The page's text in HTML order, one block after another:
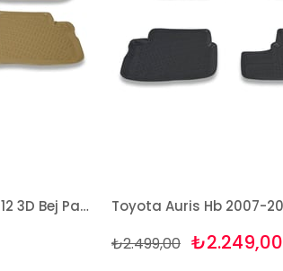
Toyota Auris Hb 2007-2012 3D Bej Paspas Takımı Bizymo
₺2.249,00
₺2.499,00